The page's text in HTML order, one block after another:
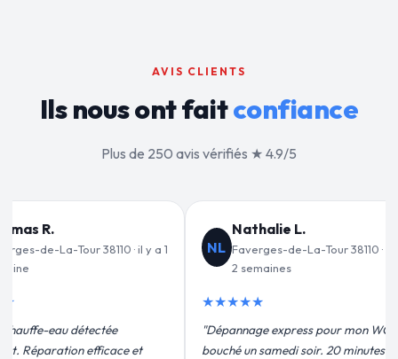
AVIS CLIENTS
Ils nous ont faitconfiance
Plus de 250 avis vérifiés ★ 4.9/5
L.
de-La-Tour 38110 · il y a
pour mon WC
soir. 20 minutes
JF
Jean-François C.
Faverges-de-La-Tour 38110 · il y a
3 semaines
★★★★★
"Remplacement de mon chauffe-eau en
moins de 2h. Équipe très pro, devis